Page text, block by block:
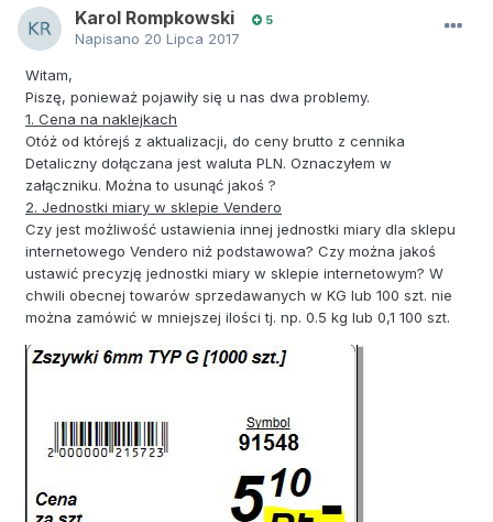
Karol Rompkowski 5
Napisano 20 Lipca 2017
Witam,
Piszę, ponieważ pojawiły się u nas dwa problemy.
1. Cena na naklejkach
Otóż od którejś z aktualizacji, do ceny brutto z cennika
Detaliczny dołączana jest waluta PLN. Oznaczyłem w
załączniku. Można to usunąć jakoś ?
2. Jednostki miary w sklepie Vendero
Czy jest możliwość ustawienia innej jednostki miary dla sklepu
internetowego Vendero niż podstawowa? Czy można jakoś
ustawić precyzję jednostki miary w sklepie internetowym? W
chwili obecnej towarów sprzedawanych w KG lub 100 szt. nie
można zamówić w mniejszej ilości tj. np. 0.5 kg lub 0,1 100 szt.